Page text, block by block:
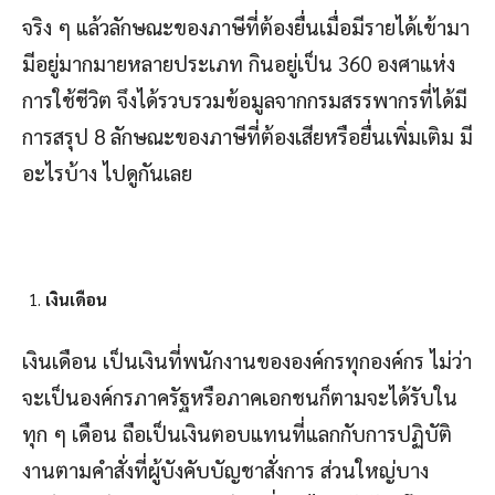
จริง ๆ แล้วลักษณะของภาษีที่ต้องยื่นเมื่อมีรายได้เข้ามา
มีอยู่มากมายหลายประเภท กินอยู่เป็น 360 องศาแห่ง
การใช้ชีวิต จึงได้รวบรวมข้อมูลจากกรมสรรพากรที่ได้มี
การสรุป 8 ลักษณะของภาษีที่ต้องเสียหรือยื่นเพิ่มเติม มี
อะไรบ้าง ไปดูกันเลย
เงินเดือน
เงินเดือน เป็นเงินที่พนักงานขององค์กรทุกองค์กร ไม่ว่า
จะเป็นองค์กรภาครัฐหรือภาคเอกชนก็ตามจะได้รับใน
ทุก ๆ เดือน ถือเป็นเงินตอบแทนที่แลกกับการปฏิบัติ
งานตามคำสั่งที่ผู้บังคับบัญชาสั่งการ ส่วนใหญ่บาง